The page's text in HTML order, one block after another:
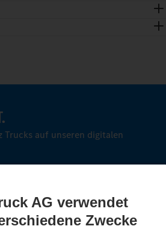
Trucks auf unseren digitalen